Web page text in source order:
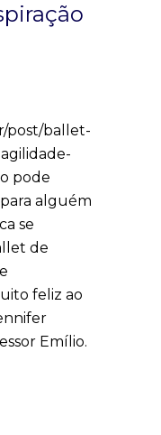
post/ballet-
pode
alguém
se
de
feliz ao
Emílio.